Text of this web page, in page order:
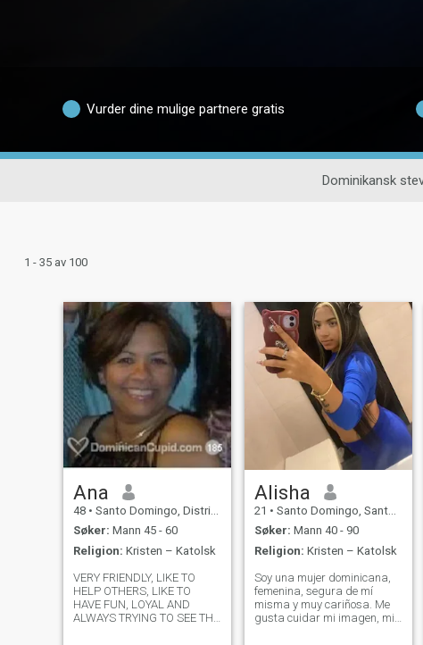
Vurder dine mulige partnere gratis
Dominikansk
1 - 35 av 100
Ana
48 • Santo Domingo, Distrito Nacional, Den Dominikanske Rep.
Søker: Mann 45 - 60
Religion: Kristen – Katolsk
VERY FRIENDLY, LIKE TO
HELP OTHERS, LIKE TO
HAVE FUN, LOYAL AND
ALWAYS TRYING TO SEE THE
Alisha
21 • Santo Domingo, Santo Domingo, Den Dominikanske Rep.
Søker: Mann 40 - 90
Religion: Kristen – Katolsk
Soy una mujer dominicana,
femenina, segura de mí
misma y muy cariñosa. Me
gusta cuidar mi imagen, mi